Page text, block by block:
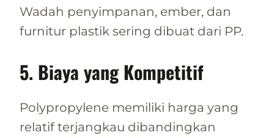
Wadah penyimpanan, ember, dan
furnitur plastik sering dibuat dari PP.
5. Biaya yang Kompetitif
Polypropylene memiliki harga yang
relatif terjangkau dibandingkan